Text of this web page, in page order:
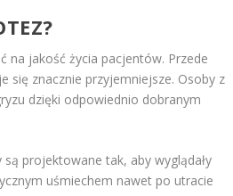
na jakość życia pacjentów. Przede
się znacznie przyjemniejsze. Osoby z
dzięki odpowiednio dobranym
projektowane tak, aby wyglądały
uśmiechem nawet po utracie